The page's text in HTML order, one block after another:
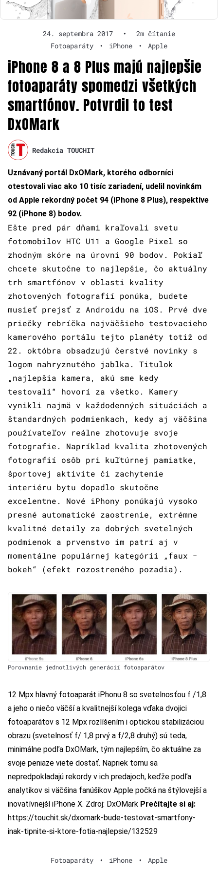
24. septembra 2017 •
2m čítanie
Fotoaparáty
• iPhone • Apple
iPhone 8 a 8 Plus majú najlepšie
fotoaparáty spomedzi všetkých
smartfónov. Potvrdil to test
DxOMark
Redakcia TOUCHIT
Uznávaný portál DxOMark, ktorého odborníci
otestovali viac ako 10 tisíc zariadení, udelil novinkám
od Apple rekordný počet 94 (iPhone 8 Plus), respektíve
92 (iPhone 8) bodov.
Ešte pred pár dňami kraľovali svetu
fotomobilov HTC U11 a Google Pixel so
zhodným skóre na úrovni 90 bodov. Pokiaľ
chcete skutočne to najlepšie, čo aktuálny
trh smartfónov v oblasti kvality
zhotovených fotografií ponúka, budete
musieť prejsť z Androidu na iOS. Prvé dve
priečky rebríčka najväčšieho testovacieho
kamerového portálu tejto planéty totiž od
22. októbra obsadzujú čerstvé novinky s
logom nahryznutého jablka. Titulok
„najlepšia kamera, akú sme kedy
testovali“ hovorí za všetko. Kamery
vynikli najmä v každodenných situáciách a
štandardných podmienkach, kedy aj väčšina
používateľov reálne zhotovuje svoje
fotografie. Napríklad kvalita zhotovených
fotografií osôb pri kuľtúrnej pamiatke,
športovej aktivite či zachytenie
interiéru bytu dopadlo skutočne
excelentne. Nové iPhony ponúkajú vysoko
presné automatické zaostrenie, extrémne
kvalitné detaily za dobrých svetelných
podmienok a prvenstvo im patrí aj v
momentálne populárnej kategórii „faux −
bokeh“ (efekt rozostreného pozadia).
Porovnanie jednotlivých generácií fotoaparátov
12 Mpx hlavný fotoaparát iPhonu 8 so svetelnosťou f /1,8
a jeho o niečo väčší a kvalitnejší kolega vďaka dvojici
fotoaparátov s 12 Mpx rozlíšením i optickou stabilizáciou
obrazu (svetelnosť f/ 1,8 prvý a f/2,8 druhý) sú teda,
minimálne podľa DxOMark, tým najlepším, čo aktuálne za
svoje peniaze viete dostať. Napriek tomu sa
nepredpokladajú rekordy v ich predajoch, keďže podľa
analytikov si väčšina fanúšikov Apple počká na štýlovejší a
inovatívnejší iPhone X. Zdroj: DxOMark Prečítajte si aj:
https://touchit.sk/dxomark-bude-testovat-smartfony-
inak-tipnite-si-ktore-fotia-najlepsie/132529
Fotoaparáty • iPhone • Apple